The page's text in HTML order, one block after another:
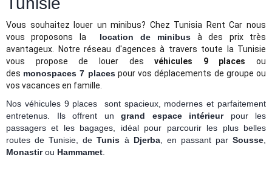
Vous souhaitez louer un minibus? Chez Tunisia Rent Car nous
vous proposons la
location de minibus à des prix très
avantageux. Notre réseau d'agences à travers toute la Tunisie
vous propose de louer desvéhicules 9 places ou
des monospaces 7 placespour vos déplacements de groupe ou
vos vacances en famille.
Nos véhicules 9 places sont spacieux, modernes et parfaitement
entretenus. Ils offrent un grand espace intérieurpour les
passagers et les bagages, idéal pour parcourir les plus belles
routes de Tunisie, deTunis à Djerba, en passant parSousse
Monastirou Hammamet